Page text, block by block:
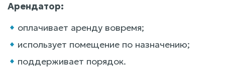
Арендатор:
оплачивает аренду вовремя;
использует помещение по назначению;
поддерживает порядок.